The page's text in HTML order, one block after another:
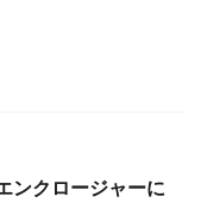
ンクロージャーに